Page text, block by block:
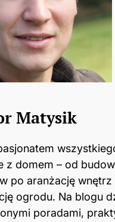
Matysik
z domem – od
po aranżację wnętrz
ogrodu. Na blogu
poradami,